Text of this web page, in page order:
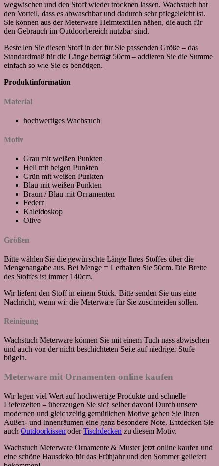
wegwischen und den Stoff wieder trocknen lassen. Wachstuch hat
den Vorteil, dass es abwaschbar und dadurch sehr pflegeleicht ist.
Sie können aus der Meterware Heimtextilien nähen, die auch für
den Gebrauch im Outdoorbereich nutzbar sind.
Bestellen Sie diesen Stoff in der für Sie passenden Größe – das
Standardmaß für die Länge beträgt 50cm – addieren Sie die Summe
einfach so wie Sie es benötigen.
Produktinformation
Material
hochwertiges Wachstuch
Motiv
Grau mit weißen Punkten
Hell mit beigen Punkten
Grün mit weißen Punkten
Blau mit weißen Punkten
Braun / Blau mit Ornamenten
Federn
Kaleidoskop
Olive
Größen
Bitte wählen Sie die gewünschte Länge Ihres Stoffes über die
Mengenangabe aus. Bei Menge = 1 erhalten Sie 50cm. Die Breite
des Stoffes ist immer 140cm.
Wir liefern den Stoff in einem Stück. Bitte senden Sie uns eine
Nachricht, wenn wir die Meterware für Sie zuschneiden sollen.
Reinigung
Wachstuch Meterware können Sie mit einem Tuch nass abwischen
und auch von der nicht beschichteten Seite auf niedriger Stufe
bügeln.
Meterware mit Ornamenten online kaufen
Wir legen viel Wert auf hochwertige Produkte und schnelle
Lieferzeiten – überzeugen Sie sich selber davon! Durch unsere
modernen und gleichzeitig gemütlichen Motive geben Sie Ihren
Außen- und Innenräumen eine ganz besondere Note. Entdecken Sie
auch Outdoorkissen oderTischdecken zu diesem Motiv.
Wachstuch Meterware Ornamente & Muster jetzt online kaufen und
eine schöne Hausdeko für das Frühjahr und den Sommer geliefert